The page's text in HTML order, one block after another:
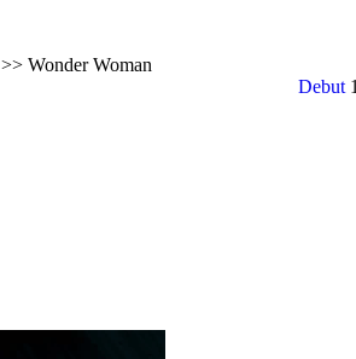
>> Wonder Woman
Debut 1